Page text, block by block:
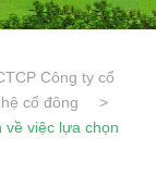
Công ty cổ
cổ đông
>
về việc lựa chọn